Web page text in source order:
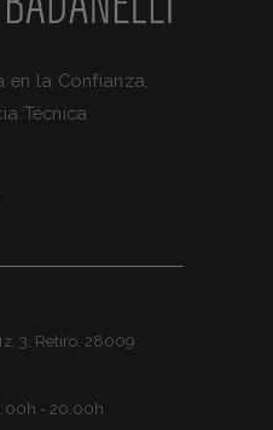
la Confianza,
Técnica
3, Retiro, 28009
- 20:00h